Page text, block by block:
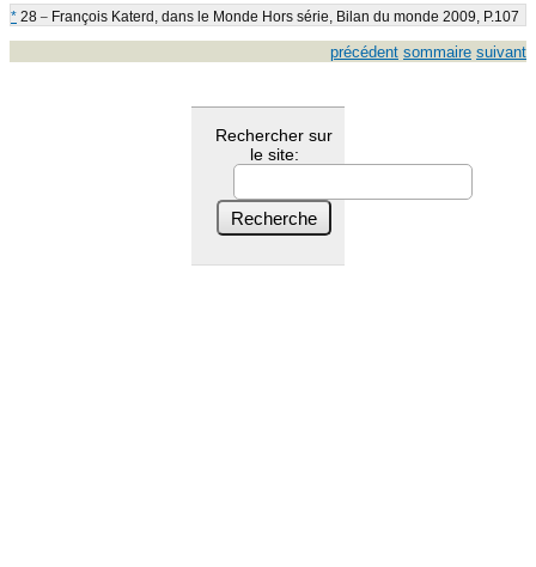
* 28 François Katerd, dans le Monde Hors série, Bilan du monde 2009, P.107
précédent sommaire suivant
Rechercher sur
le site: